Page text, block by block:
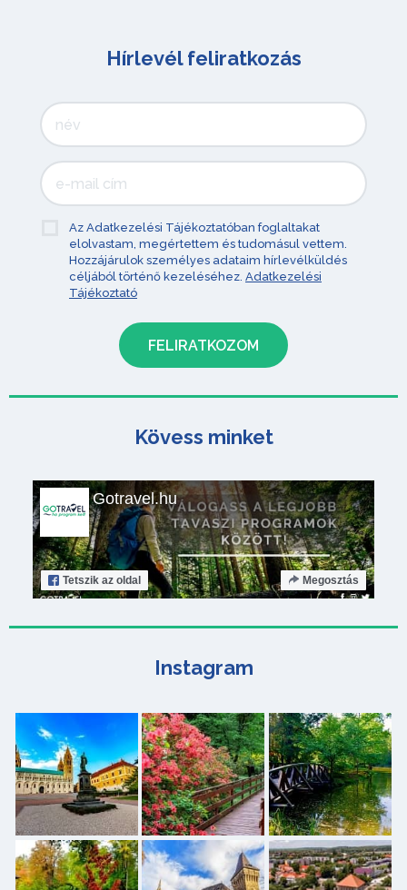
Hírlevél feliratkozás
Az Adatkezelési Tájékoztatóban foglaltakat
elolvastam, megértettem és tudomásul vettem.
Hozzájárulok személyes adataim hírlevélküldés
céljából történő kezeléséhez. Adatkezelési
Tájékoztató
Kövess minket
Gotravel.hu
Tetszik az oldal Megosztás
Instagram